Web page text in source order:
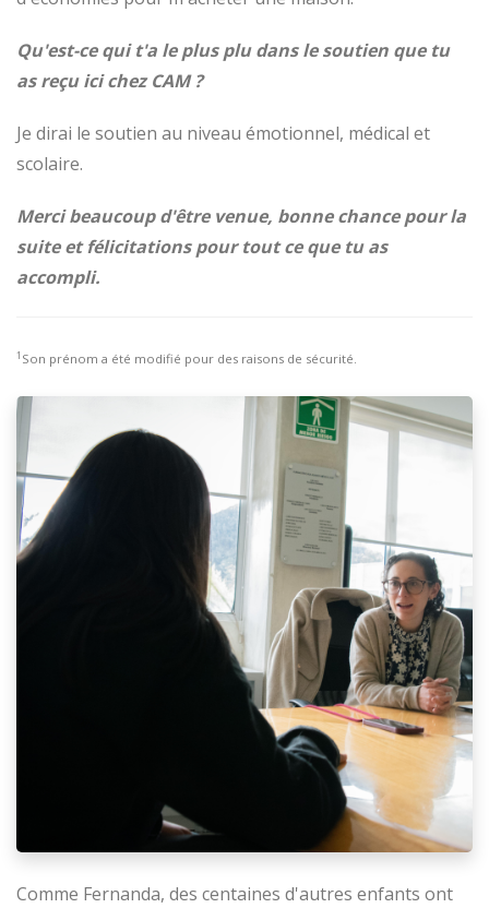
Qu'est-ce qui t'a le plus plu dans le soutien que tu
as reçu ici chez CAM ?
Je dirai le soutien au niveau émotionnel, médical et
scolaire.
Merci beaucoup d'être venue, bonne chance pour la
suite et félicitations pour tout ce que tu as
accompli.
1 Son prénom a été modifié pour des raisons de sécurité.
Comme Fernanda, des centaines d'autres enfants ont